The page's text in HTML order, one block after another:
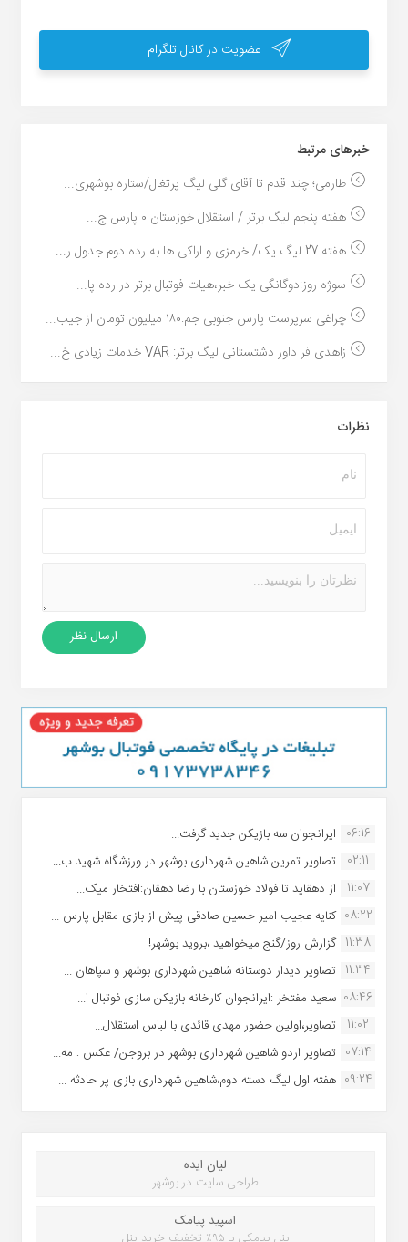
عضویت در کانال تلگرام
خبر‌های مرتبط
طارمی؛ چند قدم تا آقای گلی لیگ پرتغال/ستاره بوشهری...
هفته پنجم لیگ برتر / استقلال خوزستان ۰ پارس ج...
هفته 27 لیگ یک/ خرمزی و اراکی ها به رده دوم جدول ر...
سوژه روز:دوگانگی یک خبر،هیات فوتبال برتر در رده پا...
چراغی سرپرست پارس جنوبی جم:۱۸۰ میلیون تومان از جیب...
زاهدی فر داور دشتستانی لیگ برتر: VAR خدمات زیادی خ...
نظرات
06:16 ایرانجوان سه بازیکن جدید گرفت...
02:11
تصاویر تمرین شاهین شهردارى بوشهر در ورزشگاه شهید ب...
11:07
از دهقاید تا فولاد خوزستان با رضا دهقان:افتخار میک...
08:22 کنایه عجیب امیر حسین صادقی پیش از بازی مقابل پارس ...
11:38 گزارش روز/گنج میخواهید ،بروید بوشهر!...
11:34 تصاویر دیدار دوستانه شاهین شهردارى بوشهر و سپاهان ...
08:46 سعید مفتخر :ایرانجوان کارخانه بازیکن سازی فوتبال ا...
11:02
تصاویر،اولین حضور مهدی قائدی با لباس استقلال...
07:14 تصاویر اردو شاهین شهرداری بوشهر در بروجن/ عکس : مه...
09:24 هفته اول لیگ دسته دوم،شاهین شهرداری بازی پر حادثه ...
لیان ایده
طراحی سایت در بوشهر
اسپید پیامک